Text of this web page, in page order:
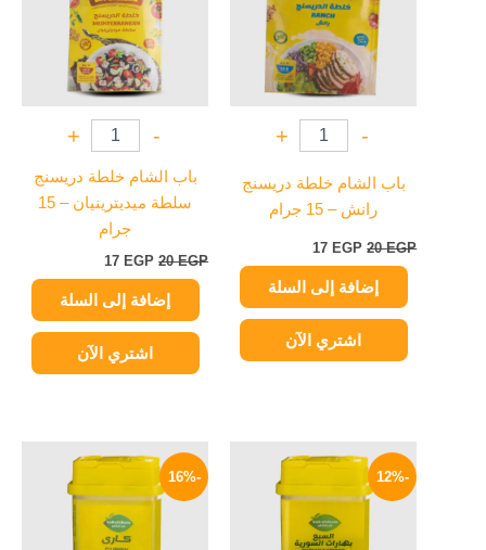
-
+
باب الشام خلطة دريسنج
رانش – 15 جرام
20EGP
17 EGP
إضافة إلى السلة
اشتري الآن
-
+
باب الشام خلطة دريسنج
سلطة ميديترينيان – 15
جرام
20EGP
17 EGP
إضافة إلى السلة
اشتري الآن
-12%
هو:
90 EGP.
79 EGP.
-16%
هو:
70 EGP.
الحالي
59 EGP.